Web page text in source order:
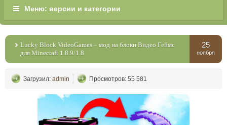
Lucky Block VideoGames – мод на блоки Видео Геймс
для Minecraft 1.8.9/1.8
25
ноября
Загрузил: admin Просмотров: 55 581